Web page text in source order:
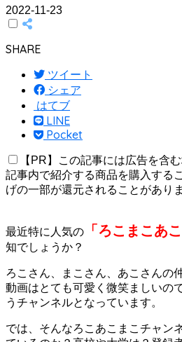
2022-11-23
SHARE
ツイート
シェア
はてブ
LINE
Pocket
【PR】この記事には広告を含
記事内で紹介する商品を購入する
げの一部が還元されることがありま
最近特に人気の 「ろこまこあ
知でしょうか？
ろこさん、まこさん、あこさんの
動画はとても可愛く微笑ましいの
うチャンネルとなっています。
では、そんなろこあこまこチャン